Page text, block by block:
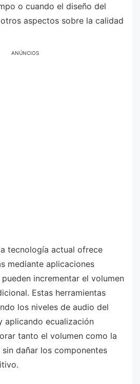
o cuando el diseño del
aspectos sobre la calidad
ANÚNCIOS
tecnología actual ofrece
mediante aplicaciones
incrementar el volumen
Estas herramientas
los niveles de audio del
aplicando ecualización
tanto el volumen como la
dañar los componentes